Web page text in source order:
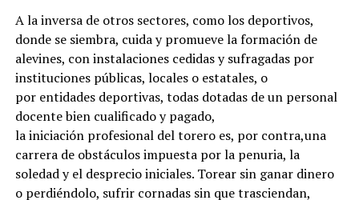
A la inversa de otros sectores, como los deportivos,
donde se siembra, cuida y promueve la formación de
alevines, con instalaciones cedidas y sufragadas por
instituciones públicas, locales o estatales, o
por entidades deportivas, todas dotadas de un personal
docente bien cualificado y pagado,
la iniciación profesional del torero es, por contra,una
carrera de obstáculos impuesta por la penuria, la
soledad y el desprecio iniciales. Torear sin ganar dinero
o perdiéndolo, sufrir cornadas sin que trasciendan,